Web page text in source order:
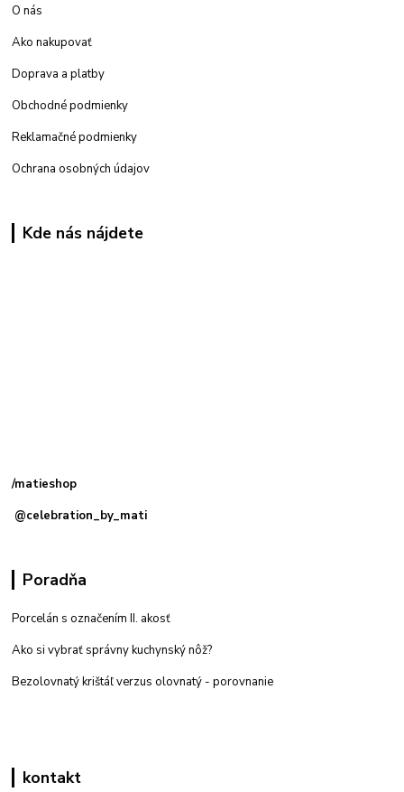
O nás
Ako nakupovať
Doprava a platby
Obchodné podmienky
Reklamačné podmienky
Ochrana osobných údajov
Kde nás nájdete
/matieshop
@celebration_by_mati
Poradňa
Porcelán s označením II. akosť
Ako si vybrať správny kuchynský nôž?
Bezolovnatý krištáľ verzus olovnatý - porovnanie
kontakt